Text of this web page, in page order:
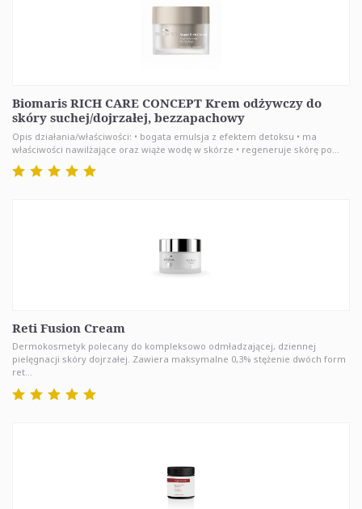
Biomaris RICH CARE CONCEPT Krem odżywczy do
skóry suchej/dojrzałej, bezzapachowy
Opis działania/właściwości: • bogata emulsja z efektem detoksu • ma
właściwości nawilżające oraz wiąże wodę w skórze • regeneruje skórę po...
Reti Fusion Cream
Dermokosmetyk polecany do kompleksowo odmładzającej, dziennej
pielęgnacji skóry dojrzałej. Zawiera maksymalne 0,3% stężenie dwóch form
ret...